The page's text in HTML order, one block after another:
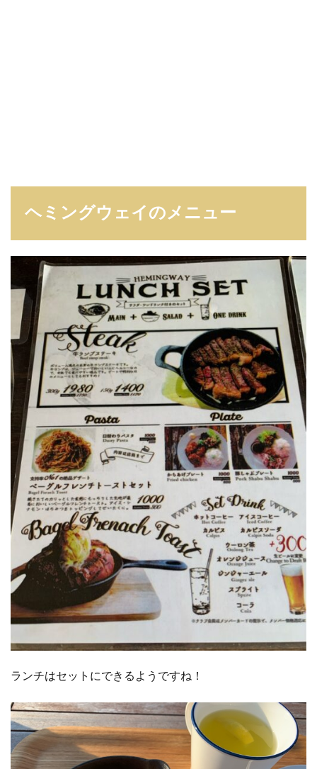
ヘミングウェイのメニュー
ランチはセットにできるようですね！